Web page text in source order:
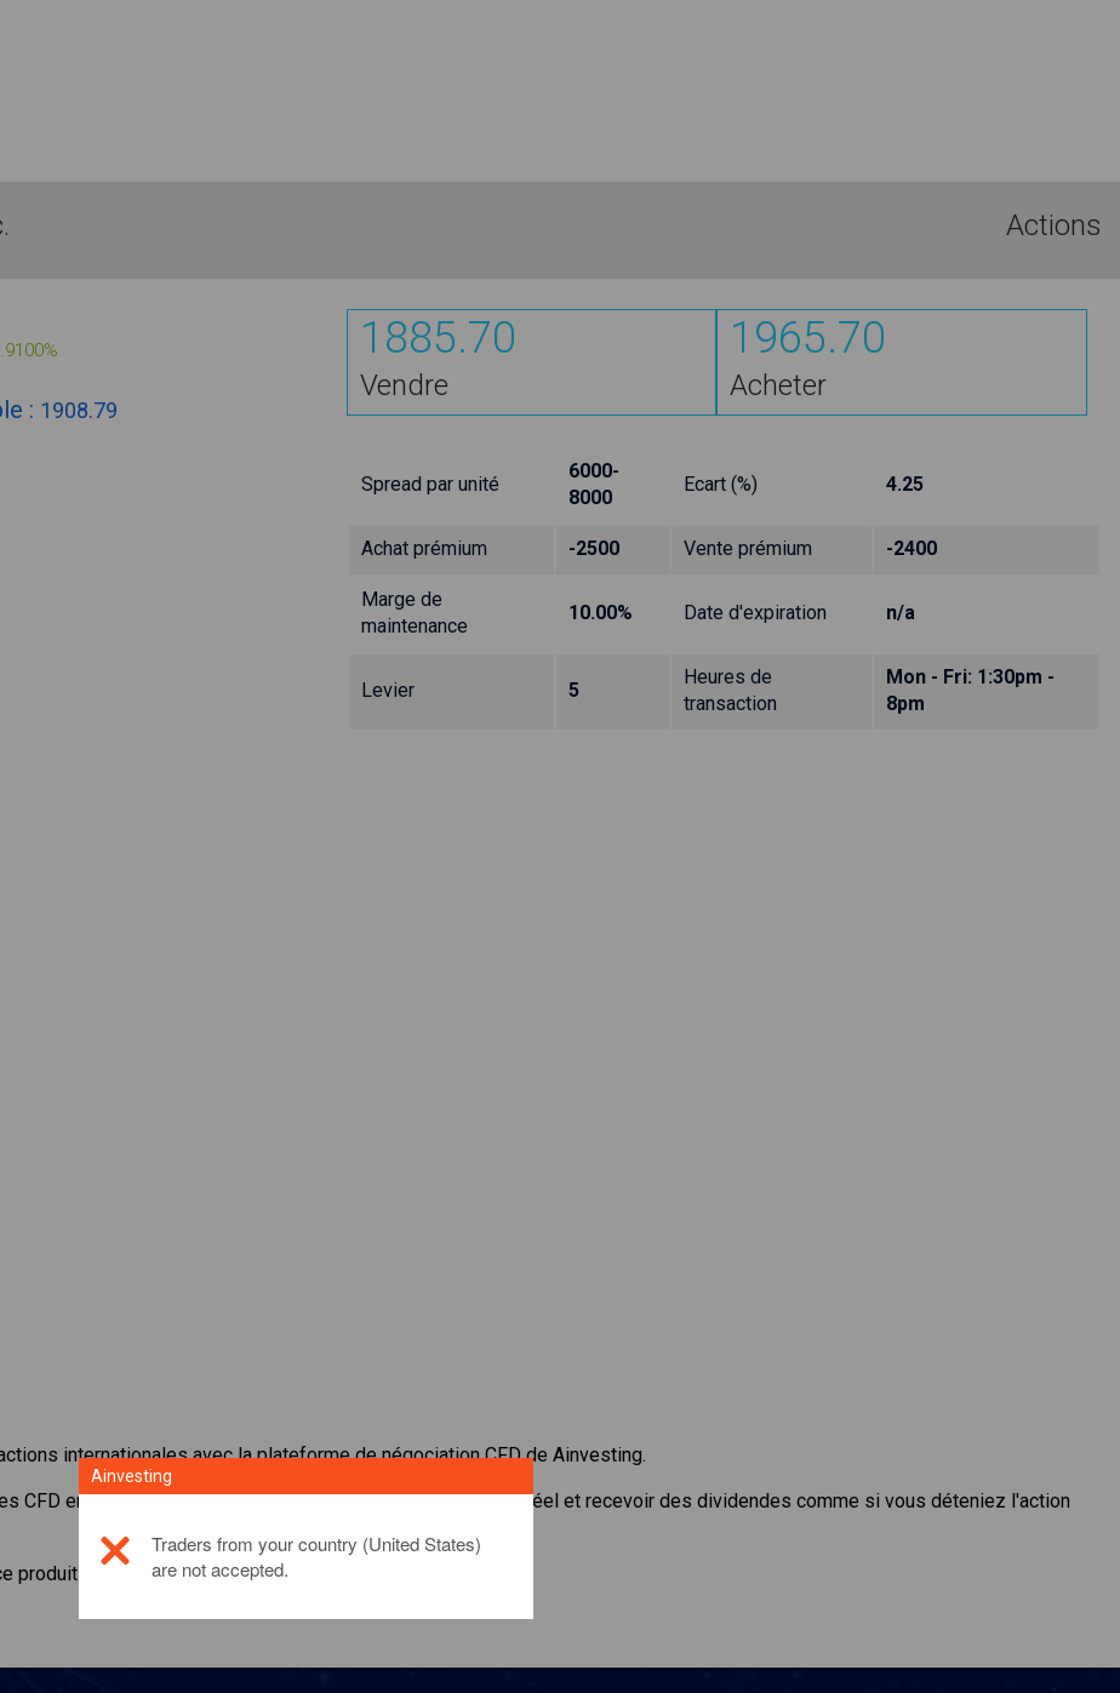
Actions
: 1908.79
1885.70
Vendre
1965.70
Acheter
Spread par unité
6000-
8000
Ecart (%) 4.25
Achat prémium -2500 Vente prémium -2400
Marge de
maintenance
10.00% Date d'expiration n/a
Levier 5
Heures de
transaction
Mon - Fri: 1:30pm -
8pm
internationales avec la plateforme de négociation CFD de Ainvesting.
CFD enMercadoLibre, Inc.. Recevoir des cotes en temps réel et recevoir des dividendes comme si vous déteniez l'action
produit d'investissement, veuillez
Ainvesting
Traders from your country (United States)
are not accepted.